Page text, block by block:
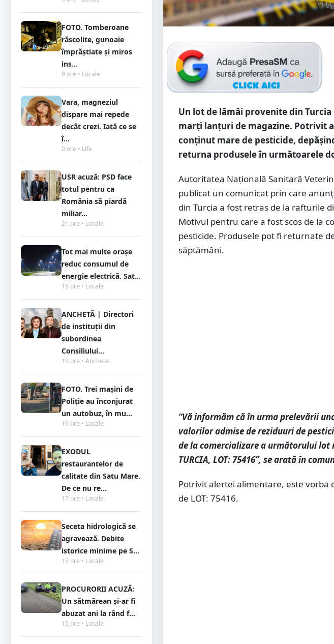
FOTO. Tomberoane
răscolite, gunoaie
împrăștiate și miros
ins...
9 ore • Locale
Vara, magneziul
dispare mai repede
decât crezi. Iată ce se
î...
0 ore • Life
USR acuză: PSD face
totul pentru ca
România să piardă
miliar...
21 ore • Locale
Tot mai multe orașe
reduc consumul de
energie electrică. Sat...
19 ore • Locale
ANCHETĂ | Directori
de instituții din
subordinea
Consiliului...
19 ore • Anchete
FOTO. Trei mașini de
Poliție au înconjurat
un autobuz, în mu...
19 ore • Locale
EXODUL
restaurantelor de
calitate din Satu Mare.
De ce nu re...
17 ore • Locale
Seceta hidrologică se
agravează. Debite
istorice minime pe S...
15 ore • Locale
PROCURORII ACUZĂ:
Un sătmărean și-ar fi
abuzat ani la rând f...
15 ore • Locale
Un lot de lămâi provenite din
marți lanțuri de magazine. Potrivit
conținut mare de pesticide,
returna produsele în următoarele
Autoritatea Națională Sanitară
publicat un comunicat prin care
din Turcia a fost retras de la rafturile
Motivul pentru care a fost scos de la
pesticide. Produsele pot fi returnate
săptămâni.
”Vă informăm că în urma prelevării
valorilor admise de reziduuri de
de la comercializare a următorului lot
TURCIA, LOT: 75416”, se arată în
Potrivit alertei alimentare, este vorba
de LOT: 75416.